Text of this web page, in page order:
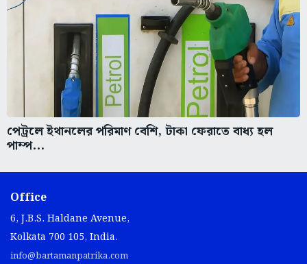
পেট্রলে ইথানলের পরিমাণ বেশি, টাকা ফেরাতে বাধ্য হল
পাম্প...
Office
6, J.B.S. Haldane Avenue,
Kolkata 700 105, India.
info@bartamanpatrika.com